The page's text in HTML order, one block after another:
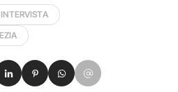
INTERVISTA
Facebook
su Xsu LinkedIn
Condividi su Pinterest
Condividi su WhatsApp
Condividi su Email